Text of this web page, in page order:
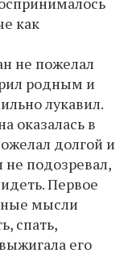
как
не пожелал
родным и
лукавил.
оказалась в
долгой и
подозревал,
Первое
мысли
спать,
его